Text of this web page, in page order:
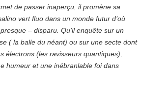
de passer inaperçu, il promène sa
vert fluo dans un monde futur d’où
– disparu. Qu’il enquête sur un
( la balle du néant) ou sur une secte dont
électrons (les ravisseurs quantiques),
humeur et une inébranlable foi dans